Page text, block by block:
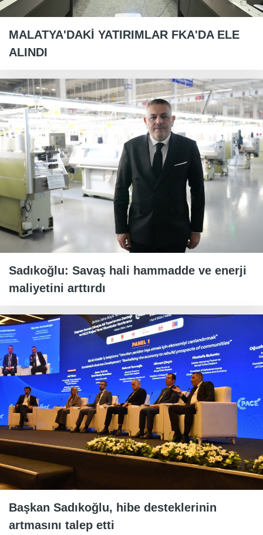
MALATYA'DAKİ YATIRIMLAR FKA'DA ELE
ALINDI
Sadıkoğlu: Savaş hali hammadde ve enerji
maliyetini arttırdı
Başkan Sadıkoğlu, hibe desteklerinin
artmasını talep etti